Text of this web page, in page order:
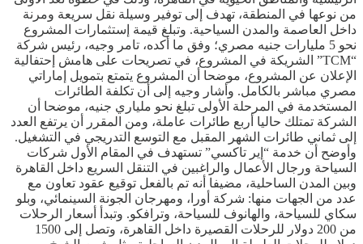
من نوعها في المنطقة، تهدف إلى توفير وسيلة نقل سريعة ومرنة
داخل العاصمة والمدن السياحية. وتبلغ قيمة إستثمارات المشروع
نحو 5 مليارات جنيه مصري؛ وفق ما أكده، تامر وجيه، رئيس شركة
“TCM” الشريكة في المشروع، في تصريحات على هامش إحتفالية
الإعلان عن المشروع، موضحا أن المشروع يتمتع بتمويل إماراتي
مصري مباشر بالكامل. وأشار وجيه إلى أن تكلفة الطائرات
المستخدمة في المرحلة الأولى تبلغ نحو ملياري جنيه، موضحا أن
الشركة تمتلك حاليا أربع طائرات عاملة، ومن المقرر أن يرتفع العدد
إلى ثماني طائرات الشهر المقبل مع التوسع التدريجي في التشغيل.
وأوضح أن خدمة “إير تاكسي” تستهدف في المقام الأول شركات
السياحة ورجال الأعمال والراغبين في التنقل السريع داخل القاهرة
وبين المدن الساحلية، مضيفا أنه تم بالفعل توقيع عقود تعاون مع
عدد من الجهات منها: شركة أورا، ومهرجان الجونة السينمائي، وبلو
سكاي للسياحة، والهانوف للسياحة، وترافكو. وتبدأ أسعار الرحلات
من 200 دولار للرحلات القصيرة داخل القاهرة، وتصل إلى 1500